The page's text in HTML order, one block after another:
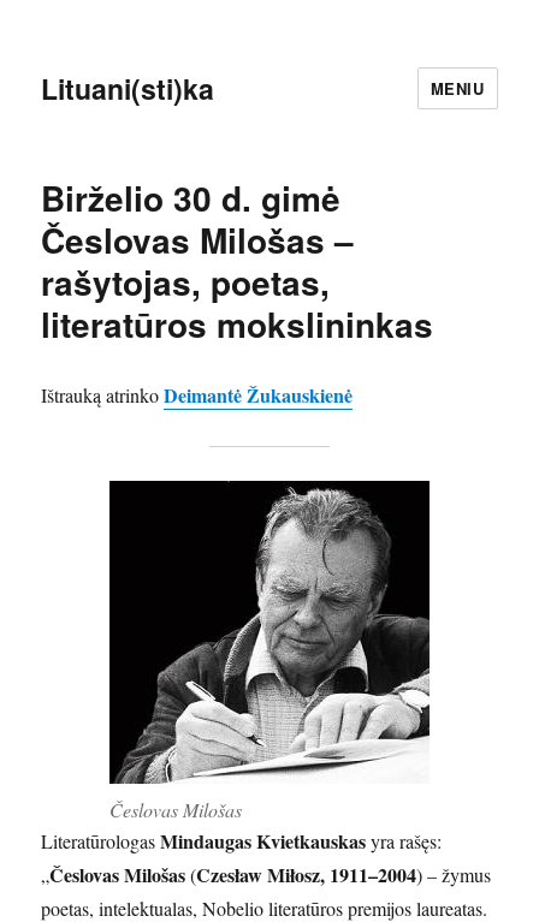
Lituani(sti)ka MENIU
Birželio 30 d. gimė
Česlovas Milošas –
rašytojas, poetas,
literatūros mokslininkas
Ištrauką atrinkoDeimantė Žukauskienė
Česlovas Milošas
LiteratūrologasMindaugas Kvietkauskasyra rašęs:
„Česlovas Milošas(Czesław Miłosz, 1911–2004) – žymus
poetas, intelektualas, Nobelio literatūros premijos laureatas.